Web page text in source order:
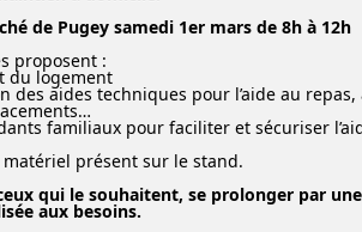
de Pugey samedi 1er mars de 8h à 12h
proposent :
du logement
des aides techniques pour l’aide au
familiaux pour faciliter et sécuriser
présent sur le stand.
qui le souhaitent, se prolonger par
aux besoins.